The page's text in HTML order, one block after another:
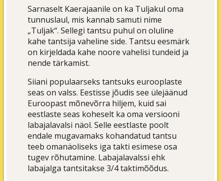
Sarnaselt Kaerajaanile on ka Tuljakul oma
tunnuslaul, mis kannab samuti nime
„Tuljak“. Sellegi tantsu puhul on oluline
kahe tantsija vaheline side. Tantsu eesmärk
on kirjeldada kahe noore vahelisi tundeid ja
nende tärkamist.
Siiani populaarseks tantsuks eurooplaste
seas on valss. Eestisse jõudis see ülejäänud
Euroopast mõnevõrra hiljem, kuid sai
eestlaste seas koheselt ka oma versiooni
labajalavalsi näol. Selle eestlaste poolt
endale mugavamaks kohandatud tantsu
teeb omanäoliseks iga takti esimese osa
tugev rõhutamine. Labajalavalssi ehk
labajalga tantsitakse 3/4 taktimõõdus.